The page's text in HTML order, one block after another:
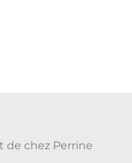
de chez Perrine